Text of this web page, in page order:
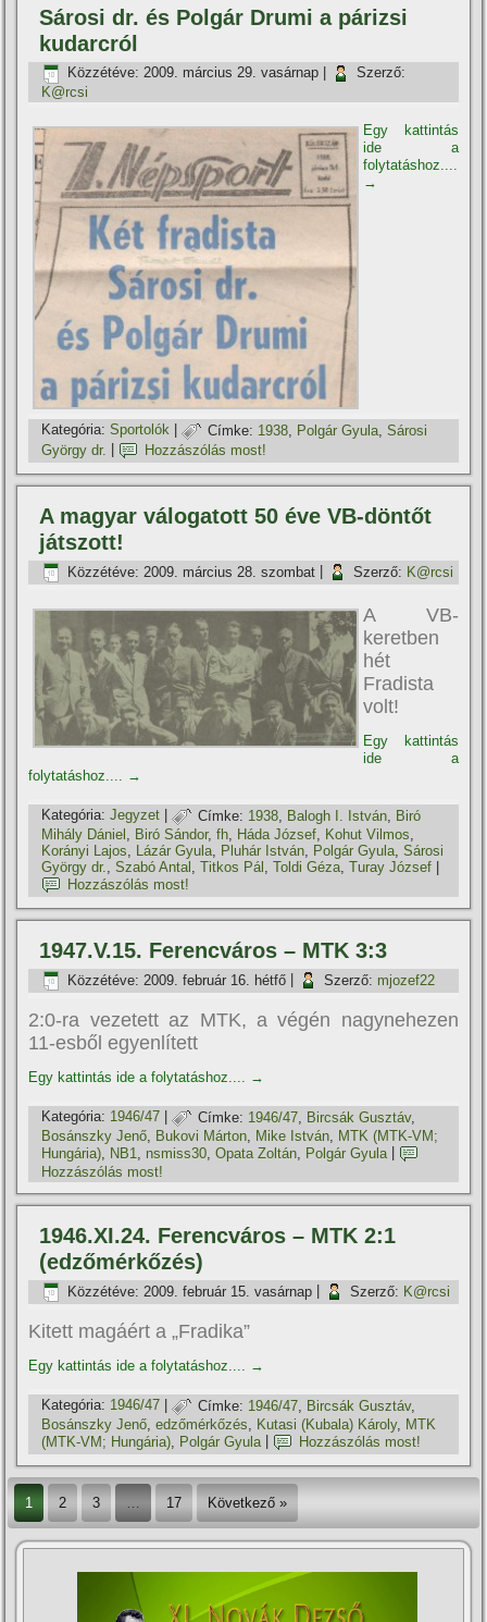
Sárosi dr. és Polgár Drumi a párizsi
kudarcról
Közzétéve: 2009. március 29. vasárnap
Szerző:
K@rcsi
Egy kattintás
ide a
folytatáshoz....
→
Kategória: Sportolók | Címke: 1938 Polgár Gyula ,Sárosi
György dr.
Hozzászólás most!
A magyar válogatott 50 éve VB-döntőt
játszott!
Közzétéve: 2009. március 28. szombat Szerző: K@rcsi
A VB-
keretben
hét
Fradista
volt!
Egy kattintás
ide a
folytatáshoz.... →
Kategória: Jegyzet | Címke: 1938 Balogh I. István Biró
Mihály Dániel , Biró Sándor,fh, Háda József, Kohut Vilmos,
Korányi Lajos, Lázár Gyula, Pluhár István, Polgár Gyula,Sárosi
György dr.,Szabó Antal ,Titkos Pál ,Toldi Géza,Turay József
Hozzászólás most!
1947.V.15. Ferencváros – MTK 3:3
Közzétéve: 2009. február 16. hétfő Szerző: mjozef22
2:0-ra vezetett az MTK, a végén nagynehezen
11-esből egyenlí­tett
Egy kattintás ide a folytatáshoz.... →
Kategória: 1946/47 | Címke: 1946/47 Bircsák Gusztáv,
Bosánszky Jenő, Bukovi Márton, Mike István, MTK (MTK-VM;
Hungária) NB1 nsmiss30 ,Opata Zoltán Polgár Gyula
Hozzászólás most!
1946.XI.24. Ferencváros – MTK 2:1
(edzőmérkőzés)
Közzétéve: 2009. február 15. vasárnap Szerző: K@rcsi
Kitett magáért a „Fradika”
Egy kattintás ide a folytatáshoz.... →
Kategória: 1946/47 | Címke: 1946/47 Bircsák Gusztáv,
Bosánszky Jenő,edzőmérkőzés, Kutasi (Kubala) Károly, MTK
(MTK-VM; Hungária) Polgár Gyula Hozzászólás most!
1 2 3 … 17 Következő »